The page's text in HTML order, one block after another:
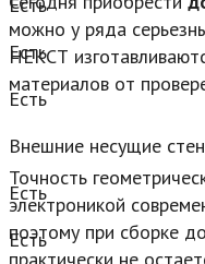
можно у ряда
НЕКСТ
материалов от
Точность
электроникой
поэтому при сборке
практически не
Есть
Есть
Есть
Внешние несущие
Есть
Есть